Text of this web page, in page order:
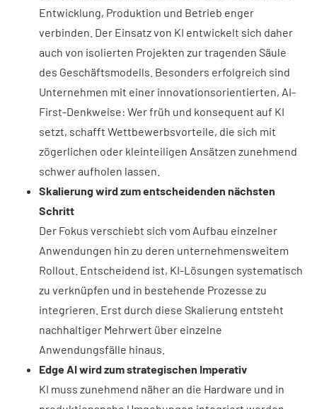
Entwicklung, Produktion und Betrieb enger
verbinden. Der Einsatz von KI entwickelt sich daher
auch von isolierten Projekten zur tragenden Säule
des Geschäftsmodells. Besonders erfolgreich sind
Unternehmen mit einer innovationsorientierten, AI-
First-Denkweise: Wer früh und konsequent auf KI
setzt, schafft Wettbewerbsvorteile, die sich mit
zögerlichen oder kleinteiligen Ansätzen zunehmend
schwer aufholen lassen.
Skalierung wird zum entscheidenden nächsten
Schritt
Der Fokus verschiebt sich vom Aufbau einzelner
Anwendungen hin zu deren unternehmensweitem
Rollout. Entscheidend ist, KI-Lösungen systematisch
zu verknüpfen und in bestehende Prozesse zu
integrieren. Erst durch diese Skalierung entsteht
nachhaltiger Mehrwert über einzelne
Anwendungsfälle hinaus.
Edge AI wird zum strategischen Imperativ
KI muss zunehmend näher an die Hardware und in